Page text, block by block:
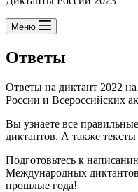
Меню
Ответы
Ответы на диктант 2022 на
России и Всероссийских
Вы узнаете все
диктантов. А также
Подготовьтесь к
Международных
прошлые года!